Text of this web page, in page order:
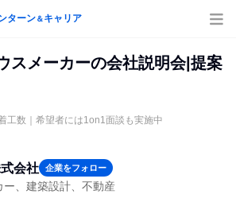
ターン＆キャリア
スメーカーの会社説明会|提案
工数｜希望者には1on1面談も実施中
会社 企業をフォロー
ー、建築設計、不動産